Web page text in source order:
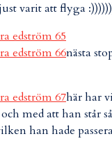
varit att flyga
nästa
här har
med att han står
han hade